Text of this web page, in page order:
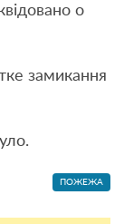
о
замикання
ПОЖЕЖА